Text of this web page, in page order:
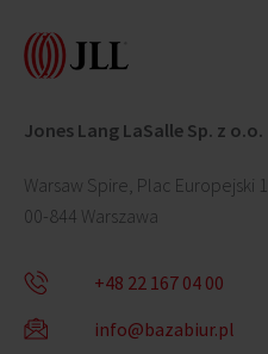
Jones Lang LaSalle Sp. z o.o.
Warsaw Spire, Plac Europejski 1
00-844 Warszawa
+48 22 167 04 00
info@bazabiur.pl